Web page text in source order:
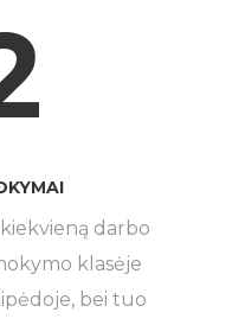
darbo
klasėje
bei tuo